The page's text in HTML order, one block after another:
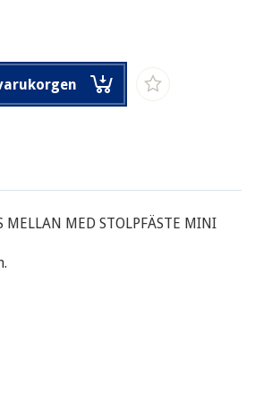
MELLAN MED STOLPFÄSTE MINI